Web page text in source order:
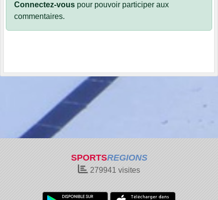
Connectez-vous pour pouvoir participer aux
commentaires.
SPORTSREGIONS
279941 visites